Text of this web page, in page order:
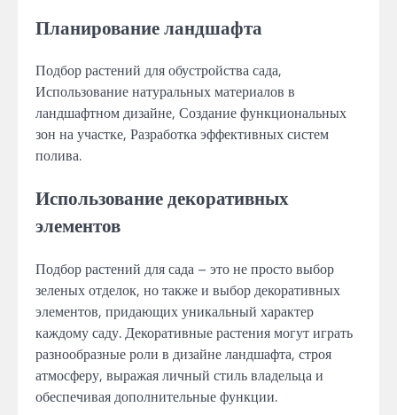
Планирование ландшафта
Подбор растений для обустройства сада,
Использование натуральных материалов в
ландшафтном дизайне, Создание функциональных
зон на участке, Разработка эффективных систем
полива.
Использование декоративных
элементов
Подбор растений для сада – это не просто выбор
зеленых отделок, но также и выбор декоративных
элементов, придающих уникальный характер
каждому саду. Декоративные растения могут играть
разнообразные роли в дизайне ландшафта, строя
атмосферу, выражая личный стиль владельца и
обеспечивая дополнительные функции.